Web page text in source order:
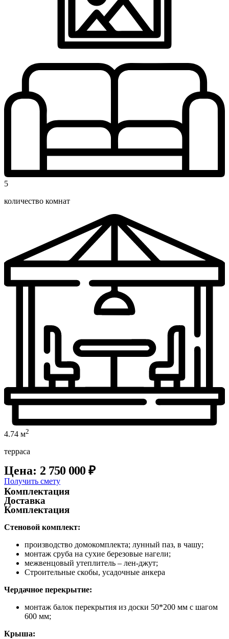
5
количество комнат
4.74 м2
терраса
Цена: 2 750 000 ₽
Получить смету
Комплектация
Доставка
Комплектация
Стеновой комплект:
производство домокомплекта; лунный паз, в чашу;
монтаж сруба на сухие березовые нагели;
межвенцовый утеплитель – лен-джут;
Строительные скобы, усадочные анкера
Чердачное перекрытие:
монтаж балок перекрытия из доски 50*200 мм с шагом
600 мм;
Крыша: